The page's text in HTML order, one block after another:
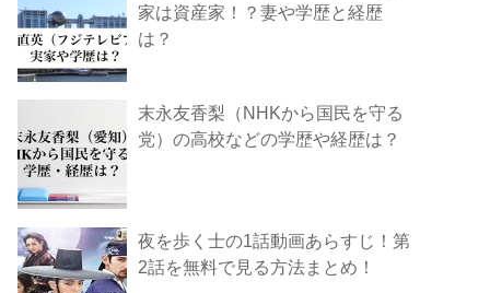
家は資産家！？妻や学歴と経歴
は？
末永友香梨（NHKから国民を守る
党）の高校などの学歴や経歴は？
夜を歩く士の1話動画あらすじ！第
2話を無料で見る方法まとめ！